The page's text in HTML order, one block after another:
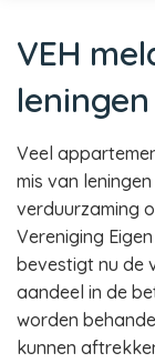
VEH
Veel
mis van
verduurzaming
Vereniging
bevestigt nu de
aandeel in de
worden
kunnen